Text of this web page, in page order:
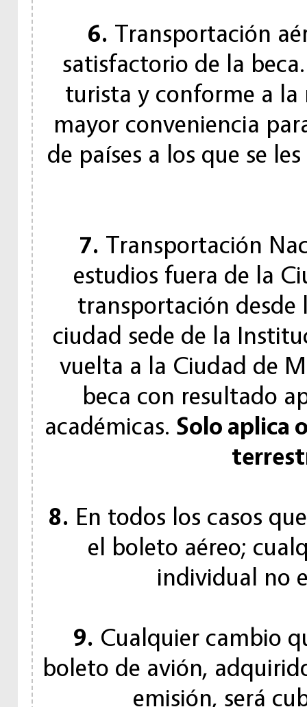
6. Transportación
satisfactorio de la
turista y conforme a
mayor conveniencia
de países a los que se
7. Transportación
estudios fuera de la
transportación desde
ciudad sede de la
vuelta a la Ciudad de
beca con resultado
académicas. Solo aplica
8. En todos los casos
el boleto aéreo;
individual no
9. Cualquier cambio
boleto de avión,
emisión, será